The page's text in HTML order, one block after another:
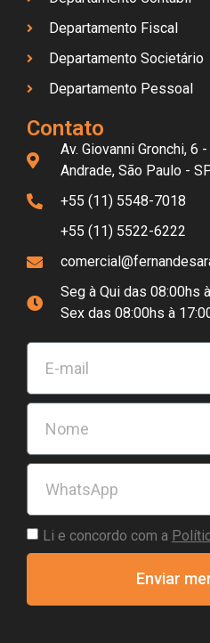
Departamento Fiscal
Departamento Societário
Departamento Pessoal
Contato
Av. Giovanni Gronchi, 6
Andrade, São Paulo -
+55 (11) 5548-7018
+55 (11) 5522-6222
Seg à Qui das 08:00hs
Sex das 08:00hs à
Li e concordo com a
Enviar